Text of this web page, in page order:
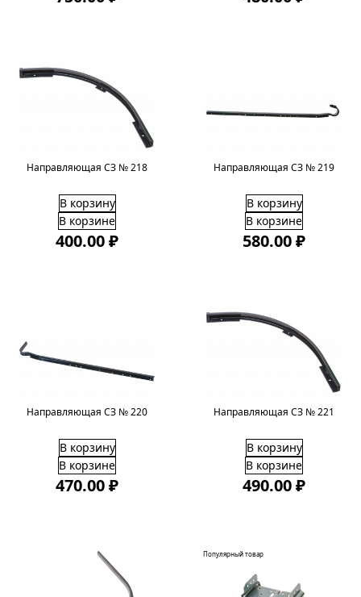
Направляющая СЗ № 218
В корзину
В корзине
400.00 ₽
Направляющая СЗ № 219
В корзину
В корзине
580.00 ₽
Направляющая СЗ № 220
В корзину
В корзине
470.00 ₽
Направляющая СЗ № 221
В корзину
В корзине
490.00 ₽
Популярный товар